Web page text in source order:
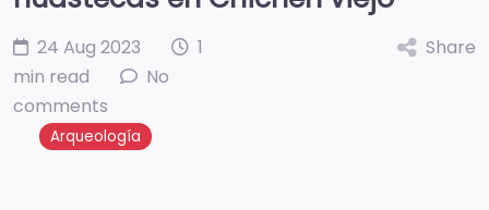
24 Aug 2023
1
min read
No
comments
Arqueología
Share